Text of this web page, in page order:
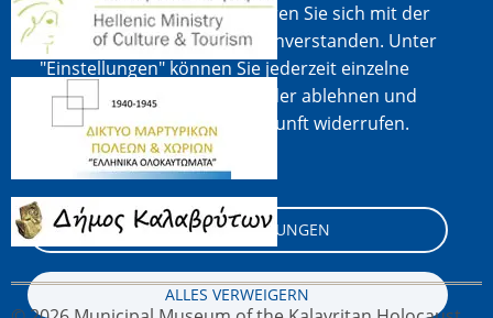
AKZEPTIEREN" wählen, erklären Sie sich mit der
Verwendung aller Cookies einverstanden. Unter
"Einstellungen" können Sie jederzeit einzelne
Cookie-Typen akzeptieren oder ablehnen und
Ihre Zustimmung für die Zukunft widerrufen.
Cookie-Dokumentation
COOKIE-EINSTELLUNGEN
ALLES VERWEIGERN
Bild